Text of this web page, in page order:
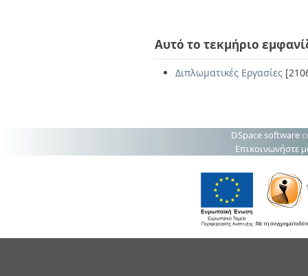
Αυτό το τεκμήριο
Διπλωματικές Εργασίες
DSpace software
Επικοινωνήστε